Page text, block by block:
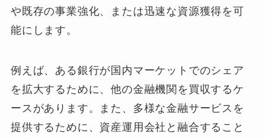
や既存の事業強化、または迅速な資源獲得を可
能にします。
例えば、ある銀行が国内マーケットでのシェア
を拡大するために、他の金融機関を買収するケ
ースがあります。また、多様な金融サービスを
提供するために、資産運用会社と融合すること